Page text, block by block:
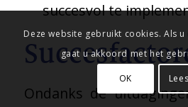
succesvol te
Ondanks de
Deze website gebruikt cookies. Als
gaat u akkoord met het
OK